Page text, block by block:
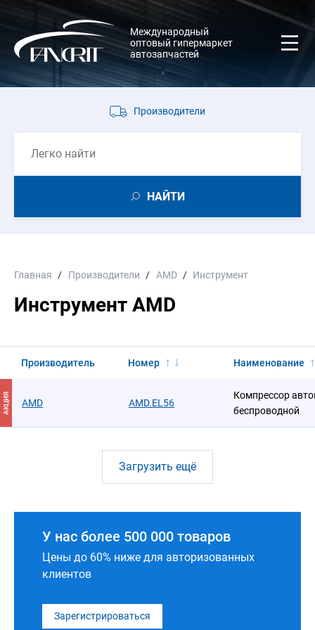
Международный
оптовый гипермаркет
автозапчастей
Производители
НАЙТИ
Главная Производители AMD Инструмент
Инструмент AMD
Производитель Номер Наименование
АКЦИЯ AMD AMD.EL56
Компрессор
беспроводной
Загрузить ещё
У нас более 500 000 товаров
Цены до 60% ниже для авторизованных
клиентов
Зарегистрироваться